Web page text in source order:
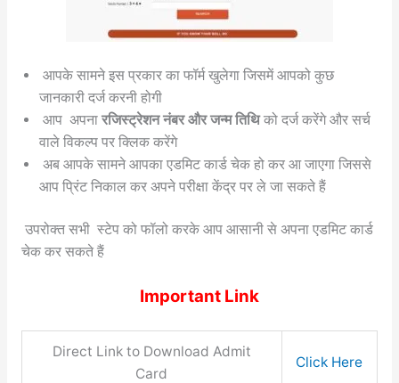
आपके सामने इस प्रकार का फॉर्म खुलेगा जिसमें आपको कुछ
जानकारी दर्ज करनी होगी
आप अपनारजिस्ट्रेशन नंबर और जन्म तिथिको दर्ज करेंगे और सर्च
वाले विकल्प पर क्लिक करेंगे
अब आपके सामने आपका एडमिट कार्ड चेक हो कर आ जाएगा जिससे
आप प्रिंट निकाल कर अपने परीक्षा केंद्र पर ले जा सकते हैं
उपरोक्त सभी स्टेप को फॉलो करके आप आसानी से अपना एडमिट कार्ड
चेक कर सकते हैं
Important Link
Direct Link to Download Admit
Card
Click Here